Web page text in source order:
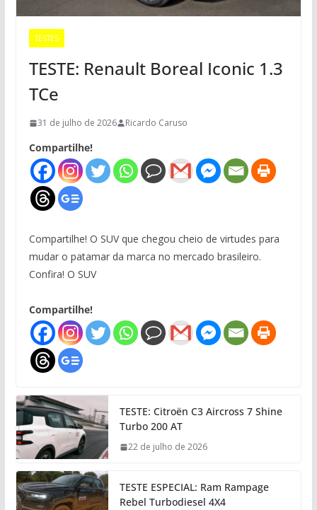
TESTES
TESTE: Renault Boreal Iconic 1.3
TCe
31 de julho de 2026 Ricardo Caruso
Compartilhe!
Compartilhe! O SUV que chegou cheio de virtudes para
mudar o patamar da marca no mercado brasileiro.
Confira! O SUV
Compartilhe!
TESTE: Citroën C3 Aircross 7 Shine
Turbo 200 AT
22 de julho de 2026
TESTE ESPECIAL: Ram Rampage
Rebel Turbodiesel 4X4